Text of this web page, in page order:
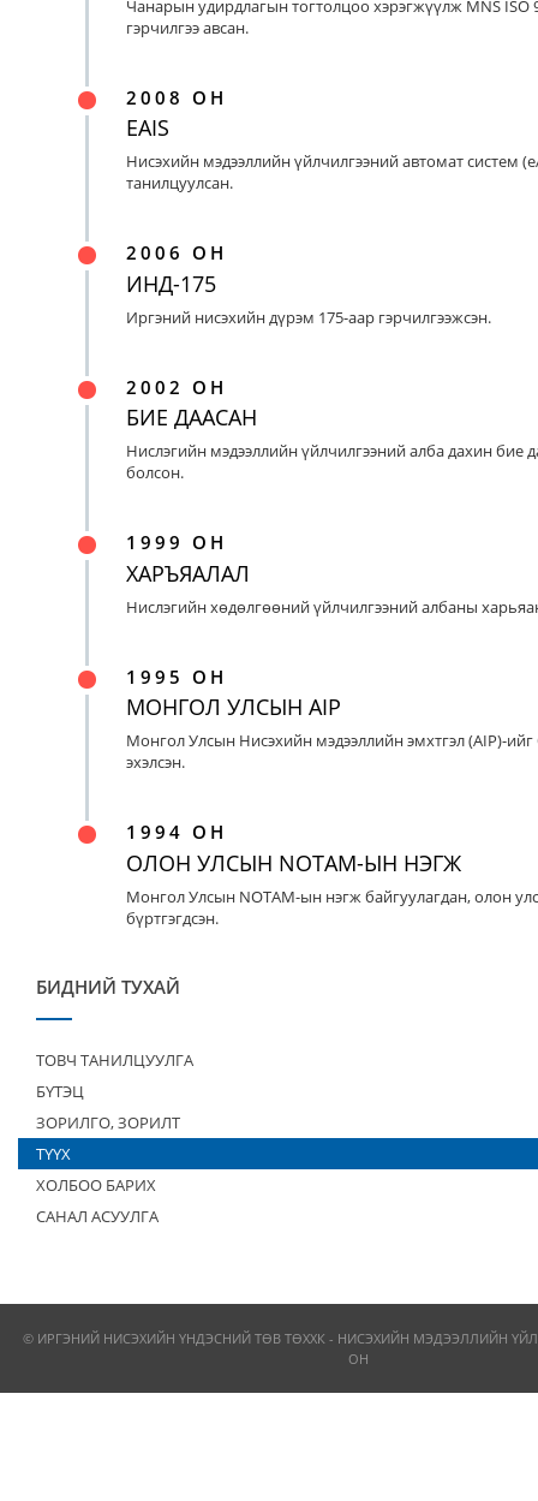
Чанарын удирдлагын тогтолцоо хэрэгжүүлж MNS ISO
гэрчилгээ авсан.
2008 ОН
EAIS
Нисэхийн мэдээллийн үйлчилгээний автомат систем
танилцуулсан.
2006 ОН
ИНД-175
Иргэний нисэхийн дүрэм 175-аар гэрчилгээжсэн.
2002 ОН
БИЕ ДААСАН
Нислэгийн мэдээллийн үйлчилгээний алба дахин бие
болсон.
1999 ОН
ХАРЪЯАЛАЛ
Нислэгийн хөдөлгөөний үйлчилгээний албаны
1995 ОН
МОНГОЛ УЛСЫН AIP
Монгол Улсын Нисэхийн мэдээллийн эмхтгэл (AIP)-
эхэлсэн.
1994 ОН
ОЛОН УЛСЫН NOTAM-ЫН НЭГЖ
Монгол Улсын NOTAM-ын нэгж байгуулагдан, олон
бүртгэгдсэн.
БИДНИЙ ТУХАЙ
ТОВЧ ТАНИЛЦУУЛГА
БҮТЭЦ
ЗОРИЛГО, ЗОРИЛТ
ТҮҮХ
ХОЛБОО БАРИХ
САНАЛ АСУУЛГА
© ИРГЭНИЙ НИСЭХИЙН ҮНДЭСНИЙ ТӨВ ТӨХХК - НИСЭХИЙН МЭДЭЭЛЛИЙН
ОН